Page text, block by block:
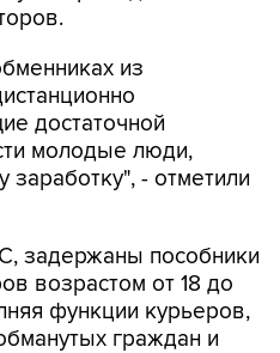
из
достаточной
молодые люди,
заработку", - отметили
задержаны пособники
возрастом от 18 до
функции курьеров,
граждан и